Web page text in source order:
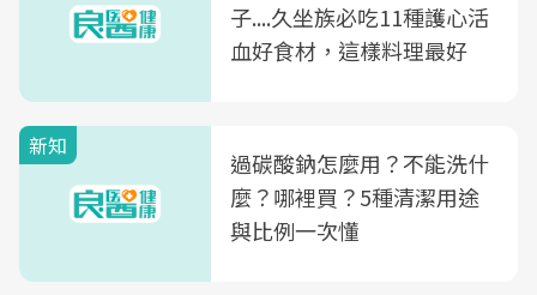
子....久坐族必吃11種護心活
血好食材，這樣料理最好
新知
過碳酸鈉怎麼用？不能洗什
麼？哪裡買？5種清潔用途
與比例一次懂